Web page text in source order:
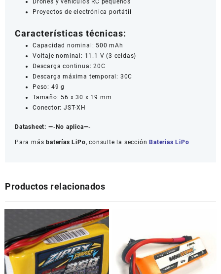
Proyectos de electrónica portátil
Características técnicas:
Capacidad nominal: 500 mAh
Voltaje nominal: 11.1 V (3 celdas)
Descarga continua: 20C
Descarga máxima temporal: 30C
Peso: 49 g
Tamaño: 56 x 30 x 19 mm
Conector: JST-XH
Datasheet: —-No aplica—-
Para másbaterías LiPo, consulte la secciónBaterias LiPo
Productos relacionados